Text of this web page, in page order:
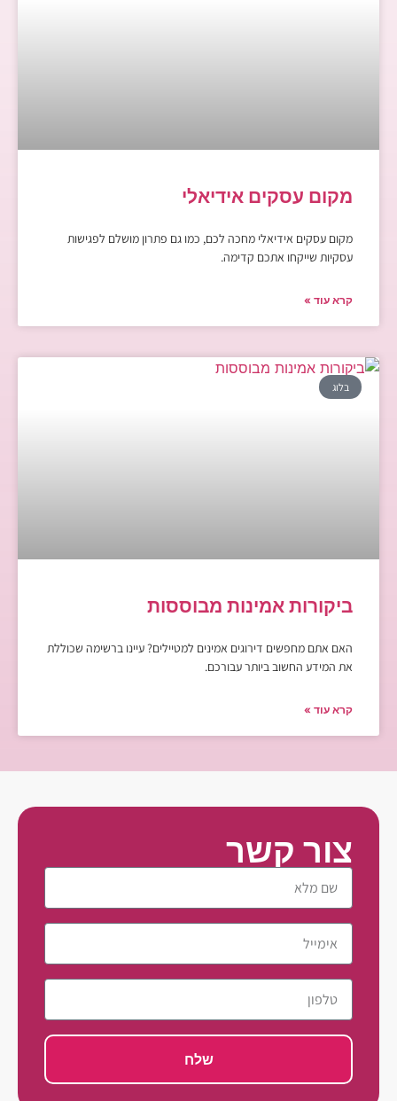
מקום עסקים אידיאלי
מקום עסקים אידיאלי מחכה לכם, כמו גם פתרון מושלם לפגישות
עסקיות שייקחו אתכם קדימה.
קרא עוד »
בלוג
ביקורות אמינות מבוססות
האם אתם מחפשים דירוגים אמינים למטיילים? עיינו ברשימה שכוללת
את המידע החשוב ביותר עבורכם.
קרא עוד »
צור קשר
שלח